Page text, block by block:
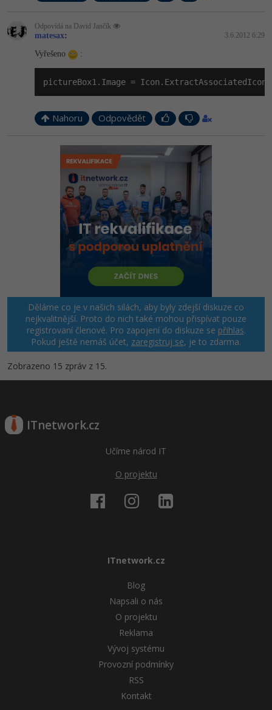
Odpovídá na David Jančík
matesax: 3.6.2012 6:29
Vyřešeno :
pictureBox1.Image =
Nahoru Odpovědět
Děláme co je v našich silách, aby byly zdejší diskuze co
nejkvalitnější. Proto do nich také mohou přispívat pouze
registrovaní členové. Pro zapojení do diskuze se přihlas.
Pokud ještě nemáš účet, zaregistruj se, je to zdarma.
Zobrazeno 15 zpráv z 15.
ITnetwork.cz
Učíme národ IT
O projektu
ITnetwork.cz
Blog
Napsali o nás
O projektu
Reklama
Vývoj systému
Provozní podmínky
RSS
Kontakt